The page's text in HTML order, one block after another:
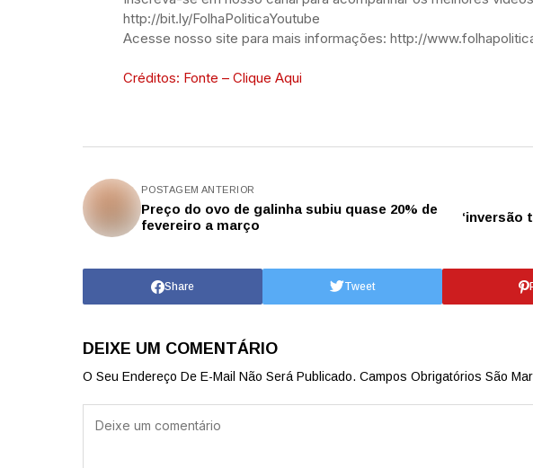
http://bit.ly/FolhaPoliticaYoutube
Acesse nosso site para mais informações: http://
Créditos: Fonte – Clique Aqui
POSTAGEM ANTERIOR
Preço do ovo de galinha subiu quase 20% de
fevereiro a março
‘inversão
Share Tweet
DEIXE UM COMENTÁRIO
O Seu Endereço De E-Mail Não Será Publicado. Campos Obrigatórios São